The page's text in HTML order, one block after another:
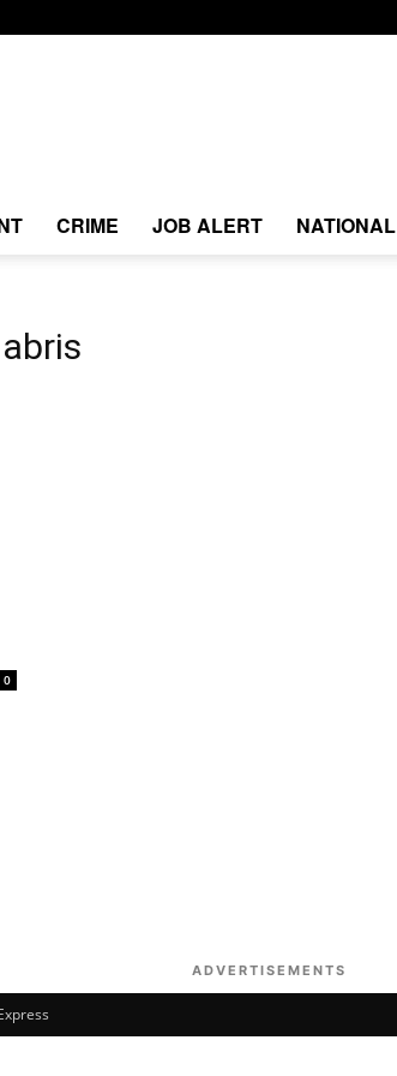
CRIME JOB ALERT NATIONAL
0
ADVERTISEMENTS